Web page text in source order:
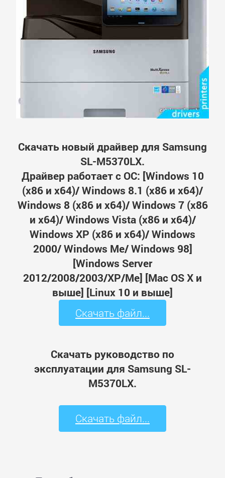
Скачать новый драйвер для Samsung
SL-M5370LX.
Драйвер работает с ОС: [Windows 10
(x86 и x64)/ Windows 8.1 (x86 и x64)/
Windows 8 (x86 и x64)/ Windows 7 (x86
и x64)/ Windows Vista (x86 и x64)/
Windows XP (x86 и x64)/ Windows
2000/ Windows Me/ Windows 98]
[Windows Server
2012/2008/2003/XP/Me] [Mac OS X и
выше] [Linux 10 и выше]
Скачать файл...
Скачать руководство по
эксплуатации для Samsung SL-
M5370LX.
Скачать файл...